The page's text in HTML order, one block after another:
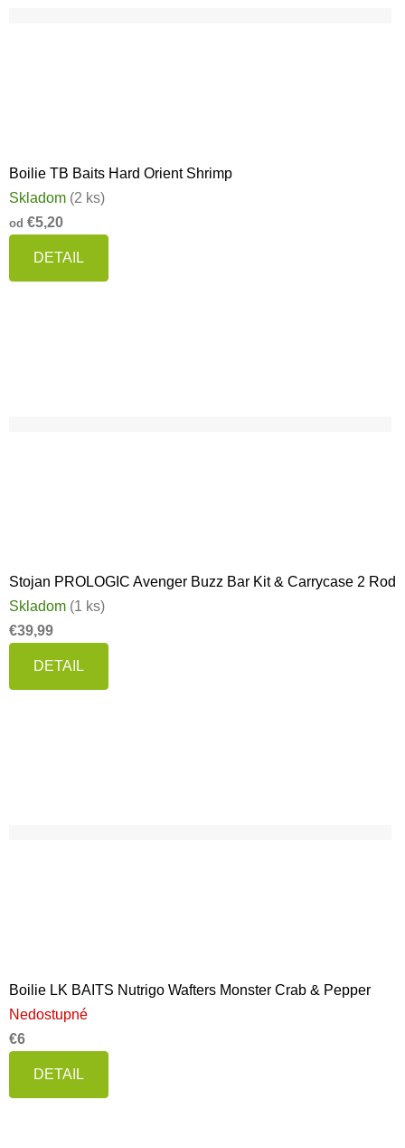
Boilie TB Baits Hard Orient Shrimp
Skladom (2 ks)
od €5,20
DETAIL
Stojan PROLOGIC Avenger Buzz Bar Kit & Carrycase 2 Rod
Skladom (1 ks)
€39,99
DETAIL
Boilie LK BAITS Nutrigo Wafters Monster Crab & Pepper
Nedostupné
€6
DETAIL